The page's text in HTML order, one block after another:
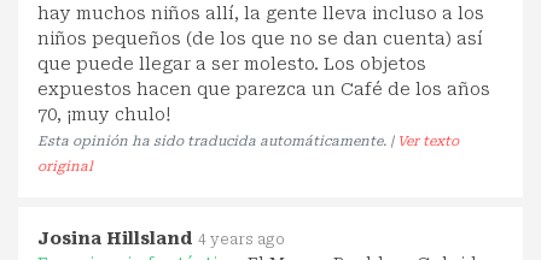
hay muchos niños allí, la gente lleva incluso a los
niños pequeños (de los que no se dan cuenta) así
que puede llegar a ser molesto. Los objetos
expuestos hacen que parezca un Café de los años
70, ¡muy chulo!
Esta opinión ha sido traducida automáticamente. | Ver texto
original
Josina Hillsland 4 years ago